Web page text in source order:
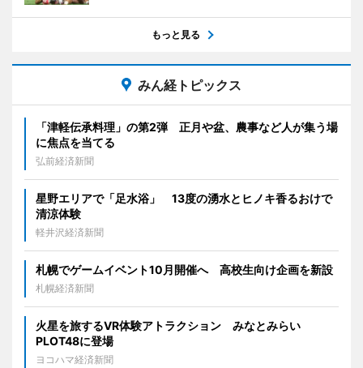
もっと見る
みん経トピックス
「津軽伝承料理」の第2弾 正月や盆、農事など人が集う場
に焦点を当てる
弘前経済新聞
星野エリアで「足水浴」 13度の湧水とヒノキ香るおけで
清涼体験
軽井沢経済新聞
札幌でゲームイベント10月開催へ 高校生向け企画を新設
札幌経済新聞
火星を旅するVR体験アトラクション みなとみらい
PLOT48に登場
ヨコハマ経済新聞